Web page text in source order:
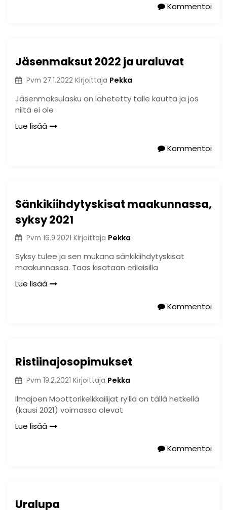
Kommentoi
Jäsenmaksut 2022 ja uraluvat
Pvm 27.1.2022 Kirjoittaja Pekka
Jäsenmaksulasku on lähetetty tälle kautta ja jos
niitä ei ole
Lue lisää
Kommentoi
Sänkikiihdytyskisat maakunnassa,
syksy 2021
Pvm 16.9.2021 Kirjoittaja Pekka
Syksy tulee ja sen mukana sänkikiihdytyskisat
maakunnassa. Taas kisataan erilaisilla
Lue lisää
Kommentoi
Ristiinajosopimukset
Pvm 19.2.2021 Kirjoittaja Pekka
Ilmajoen Moottorikelkkailijat ry:llä on tällä hetkellä
(kausi 2021) voimassa olevat
Lue lisää
Kommentoi
Uralupa